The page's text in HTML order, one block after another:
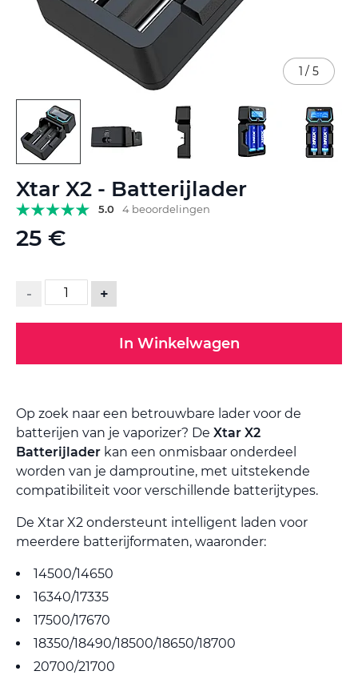
Xtar X2 - Batterijlader
5.0 4 beoordelingen
25 €
- +
In Winkelwagen
Op zoek naar een betrouwbare lader voor de
batterijen van je vaporizer? De Xtar X2
Batterijlader kan een onmisbaar onderdeel
worden van je damproutine, met uitstekende
compatibiliteit voor verschillende batterijtypes.
De Xtar X2 ondersteunt intelligent laden voor
meerdere batterijformaten, waaronder:
14500/14650
16340/17335
17500/17670
18350/18490/18500/18650/18700
20700/21700
1 / 5
naar
het
begin
van
gallerij